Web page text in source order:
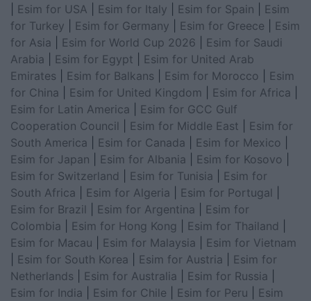
Esim for USA Esim for Italy Esim for Spain
Esim
for Turkey
Esim for Germany Esim for Greece
Esim
for Asia
Esim for World Cup 2026
Esim for Saudi
Arabia
Esim for Egypt
Esim for United Arab
Emirates
Esim for Balkans Esim for Morocco
Esim
for China
Esim for United Kingdom Esim for Africa
Esim for Latin America
Esim for GCC Gulf
Cooperation Council
Esim for Middle East
Esim for
South America
Esim for Canada Esim for Mexico
Esim for Japan
Esim for Albania Esim for Kosovo
Esim for Switzerland
Esim for Tunisia
Esim for
South Africa
Esim for Algeria Esim for Portugal
Esim for Brazil
Esim for Argentina
Esim for
Colombia
Esim for Hong Kong Esim for Thailand
Esim for Macau
Esim for Malaysia
Esim for Vietnam
Esim for South Korea Esim for Austria
Esim for
Netherlands
Esim for Australia Esim for Russia
Esim for India
Esim for Chile Esim for Peru
Esim